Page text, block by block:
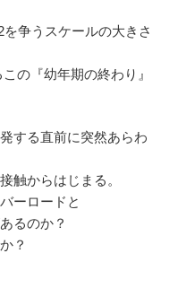
争うスケールの大きさ
の『幼年期の終わり』
する直前に突然あらわ
触からはじまる。
ーロードと
るのか？
？